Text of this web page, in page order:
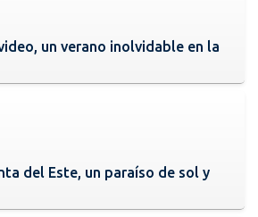
un verano inolvidable en la
del Este, un paraíso de sol y